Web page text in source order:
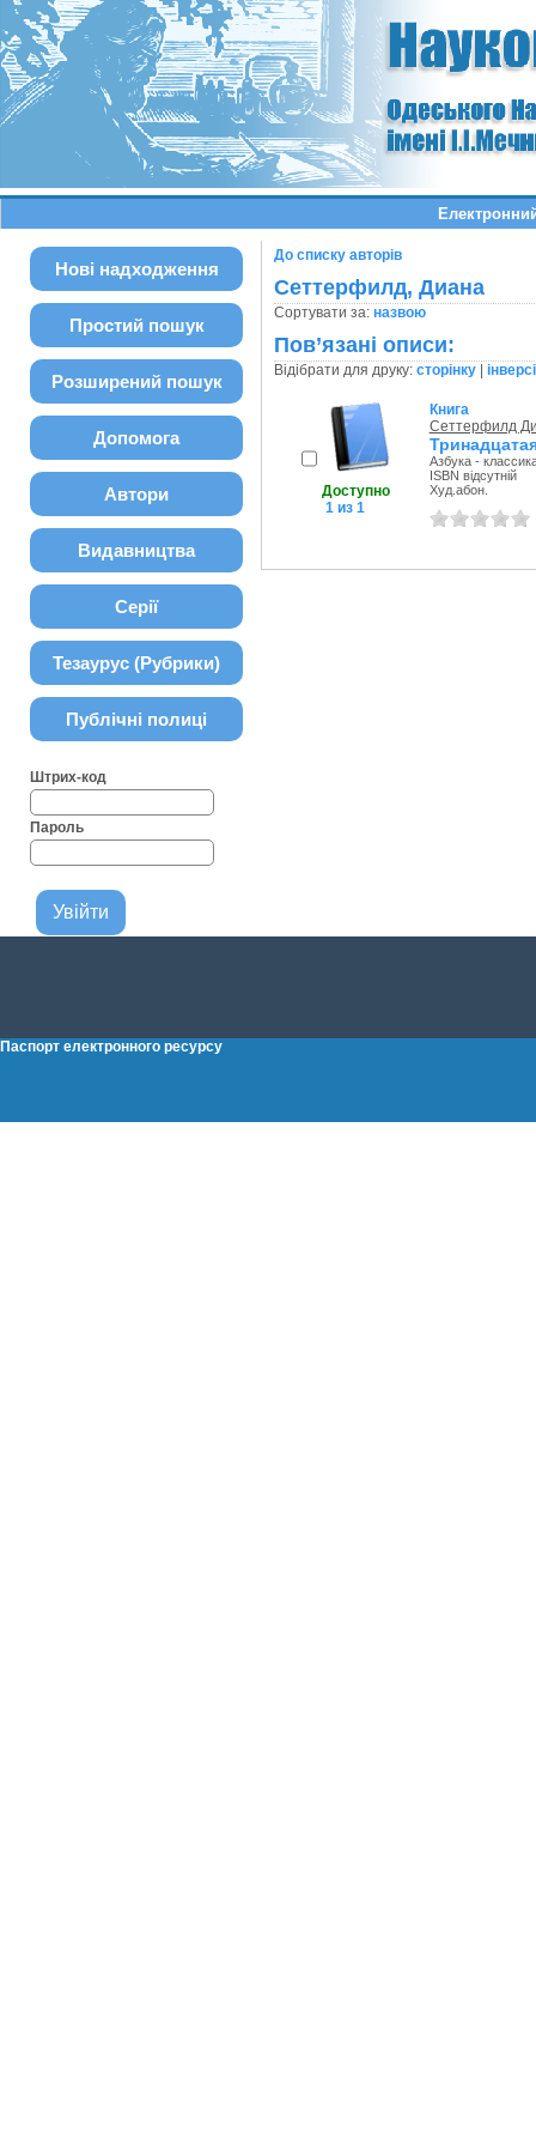
Нові надходження
Простий пошук
Розширений пошук
Допомога
Автори
Видавництва
Серії
Тезаурус (Рубрики)
Публічні полиці
Штрих-код
Пароль
До списку авторів
Сеттерфилд, Диана
Сортувати за: назвою
Пов’язані описи:
Відібрати для друку: сторінку|
Доступно
1 из 1
Книга
Сеттерфилд
Азбука -
ISBN відсутній
Худ.абон.
Паспорт електронного ресурсу